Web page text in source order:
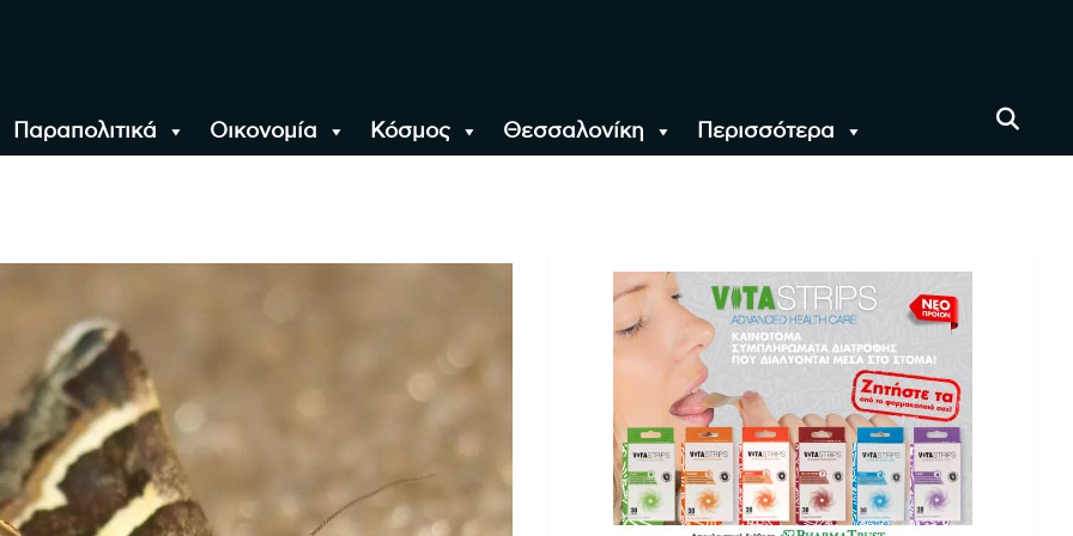
Παραπολιτικά Οικονομία Κόσμος Θεσσαλονίκη Περισσότερα